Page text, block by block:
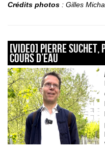
Crédits photos : Gilles
[VIDEO] Pierre
cours d’eau